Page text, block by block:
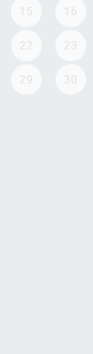
15 16
22 23
29 30